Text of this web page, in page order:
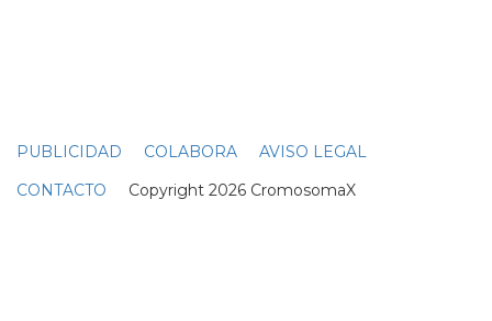
PUBLICIDAD COLABORA
AVISO LEGAL
CONTACTO Copyright 2026 CromosomaX